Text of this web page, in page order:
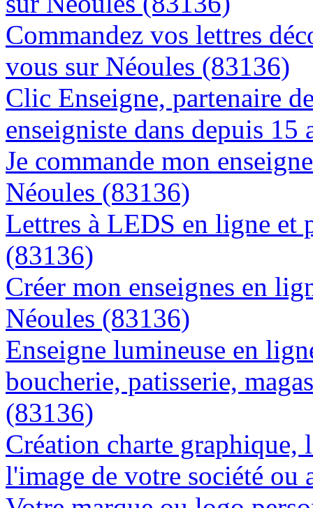
Commandez vos lettres
vous sur Néoules (83136)
Clic Enseigne, partenaire
enseigniste dans depuis 15
Je commande mon
Néoules (83136)
Lettres à LEDS en ligne et
(83136)
Créer mon enseignes en
Néoules (83136)
Enseigne lumineuse en
boucherie, patisserie,
(83136)
Création charte graphique,
l'image de votre société